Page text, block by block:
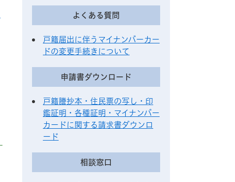
よくある質問
戸籍届出に伴うマイナンバーカー
ドの変更手続きについて
申請書ダウンロード
戸籍謄抄本・住民票の写し・印
鑑証明・各種証明・マイナンバー
カードに関する請求書ダウンロ
ード
相談窓口